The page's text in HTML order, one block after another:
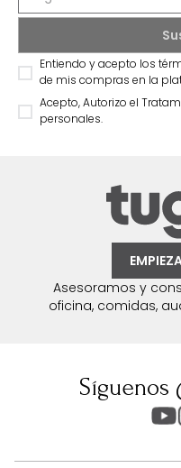
Entiendo y acepto los
de mis compras en la
Acepto, Autorizo el
personales.
Asesoramos y
oficina, comidas,
Síguenos